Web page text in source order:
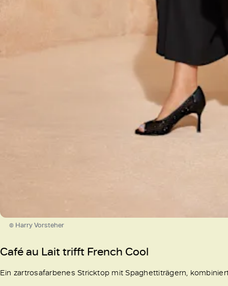
© Harry Vorsteher
Café au Lait trifft French Cool
Ein zartrosafarbenes Stricktop mit Spaghettiträgern,